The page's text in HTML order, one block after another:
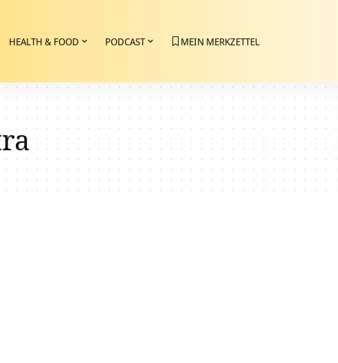
HEALTH & FOOD PODCAST MEIN MERKZETTEL